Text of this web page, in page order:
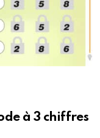
à 3 chiffres